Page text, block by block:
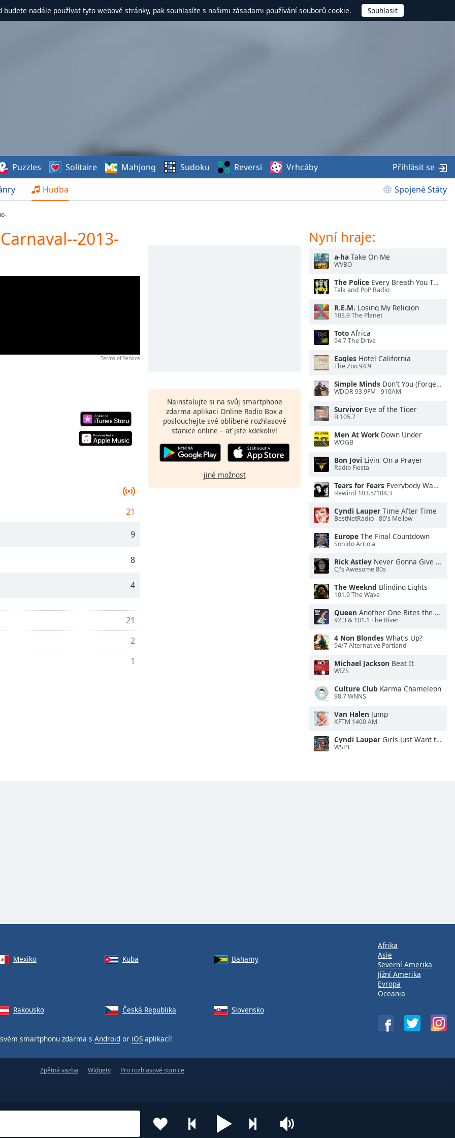
budete nadále používat tyto webové stránky, pak souhlasíte s našimi zásadami používání souborů cookie.
Hudba Spojené Státy
Puzzles Solitaire Mahjong Sudoku Reversi Vrhcáby Přihlásit se
2013-
Terms of Service
21
9
8
4
21
2
1
Nainstalujte si na svůj smartphone
zdarma aplikaci Online Radio Box a
poslouchejte své oblíbené rozhlasové
stanice online – ať jste kdekoliv!
jiné možnost
Nyní hraje:
a-ha Take On Me
WVBO
The Police Every Breath You Take
Talk and PoP Radio
R.E.M. Losing My Religion
103.9 The Planet
Toto Africa
94.7 The Drive
Eagles Hotel California
The Zoo 94.9
Simple Minds Don't You (Forget About Me)
WDOR 93.9FM - 910AM
Survivor Eye of the Tiger
B 105.7
Men At WorkDown Under
WOGB
Bon Jovi Livin' On a Prayer
Radio Fiesta
Tears for Fears Everybody Wants To Rule the World
Rewind 103.5/104.3
Cyndi Lauper Time After Time
BestNetRadio - 80's Mellow
Europe The Final Countdown
Sonido Arriola
Rick Astley Never Gonna Give You Up
CJ's Awesome 80s
The Weeknd Blinding Lights
101.9 The Wave
Queen Another One Bites the Dust
92.3 & 101.1 The River
4 Non Blondes What's Up?
94/7 Alternative Portland
Michael Jackson Beat It
WIZS
Culture Club Karma Chameleon
98.7 WNNS
Van Halen Jump
KFTM 1400 AM
Cyndi Lauper Girls Just Want to Have Fun
WSPT
Mexiko Kuba
Bahamy
Rakousko Česká Republika Slovensko
smartphonu zdarma s Android or iOS aplikací!
Afrika
Asie
Severní Amerika
Jižní Amerika
Evropa
Oceania
Zpětná vazba Widgety Pro rozhlasové stanice